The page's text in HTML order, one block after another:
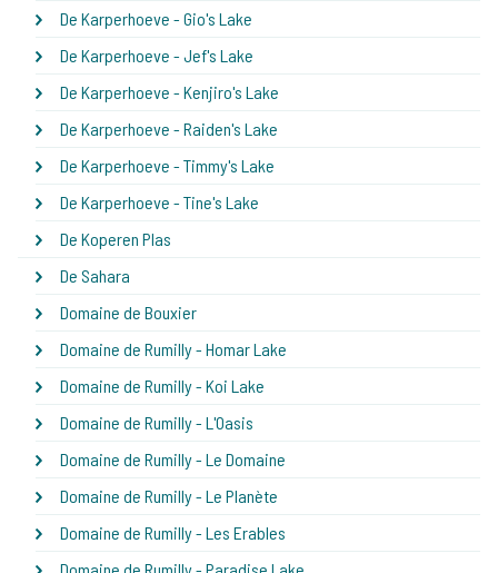
De Karperhoeve - Gio's Lake
De Karperhoeve - Jef's Lake
De Karperhoeve - Kenjiro's Lake
De Karperhoeve - Raiden's Lake
De Karperhoeve - Timmy's Lake
De Karperhoeve - Tine's Lake
De Koperen Plas
De Sahara
Domaine de Bouxier
Domaine de Rumilly - Homar Lake
Domaine de Rumilly - Koi Lake
Domaine de Rumilly - L'Oasis
Domaine de Rumilly - Le Domaine
Domaine de Rumilly - Le Planète
Domaine de Rumilly - Les Erables